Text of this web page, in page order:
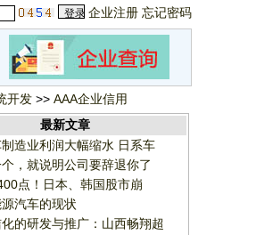
企业注册 忘记密码
开发 >> AAA企业信用
最新文章
造业利润大幅缩水 日系车
，就说明公司要辞退你了
点！日本、韩国股市崩
汽车的现状
的研发与推广：山西畅翔超